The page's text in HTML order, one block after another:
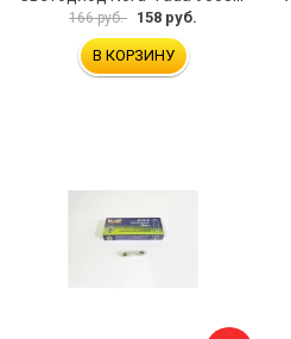
166 руб. 158 руб.
В КОРЗИНУ